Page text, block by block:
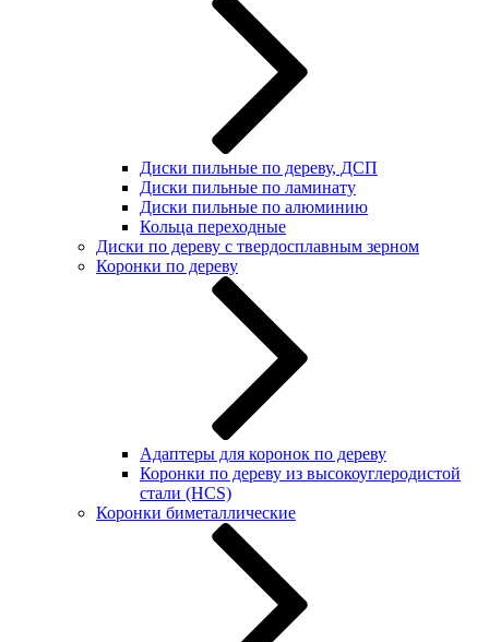
Диски пильные по дереву, ДСП
Диски пильные по ламинату
Диски пильные по алюминию
Кольца переходные
Диски по дереву с твердосплавным зерном
Коронки по дереву
Адаптеры для коронок по дереву
Коронки по дереву из высокоуглеродистой
стали (HCS)
Коронки биметаллические